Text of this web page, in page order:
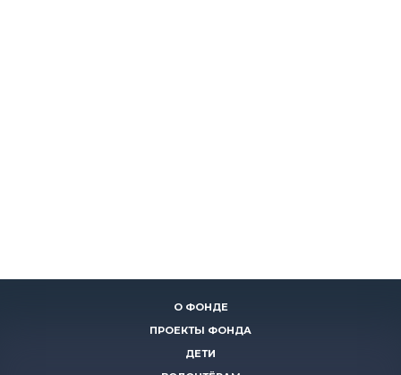
О ФОНДЕ
ПРОЕКТЫ ФОНДА
ДЕТИ